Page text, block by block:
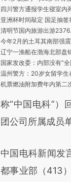
亚洲杯时间敲定 国足抽签
今年2月的土耳其南部强
市场监管总局通报15批次
北京专项严打 “黑旅游车”
称“中国电科”）
团公司所属成员
中国电科新闻发
都事业部（413